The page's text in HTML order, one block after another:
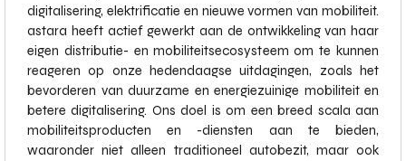
digitalisering, elektrificatie en nieuwe vormen van mobiliteit.
astara heeft actief gewerkt aan de ontwikkeling van haar
eigen distributie- en mobiliteitsecosysteem om te kunnen
reageren op onze hedendaagse uitdagingen, zoals het
bevorderen van duurzame en energiezuinige mobiliteit en
betere digitalisering. Ons doel is om een breed scala aan
mobiliteitsproducten en -diensten aan te bieden,
waaronder niet alleen traditioneel autobezit, maar ook